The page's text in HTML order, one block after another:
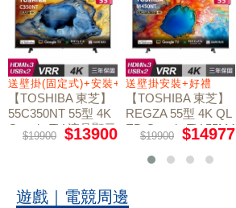
送壁掛(固定式)+安裝+好禮贈
【TOSHIBA 東芝】
55C350NT 55型 4K
Google TV 液晶顯示
器｜含壁掛(固定式)
$19900 $13900
送壁掛安裝+好禮
【TOSHIBA 東芝】
REGZA 55型 4K QL
ED Google TV 55M4
50NT液晶顯示器｜
含壁掛(固定式)+安
$19900 $14977
遊戲｜電競周邊